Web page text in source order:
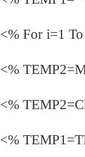
<% For i=1
<%
<%
<%